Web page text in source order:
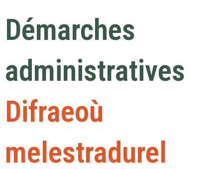
Démarches
administratives
Difraeoù
melestradurel